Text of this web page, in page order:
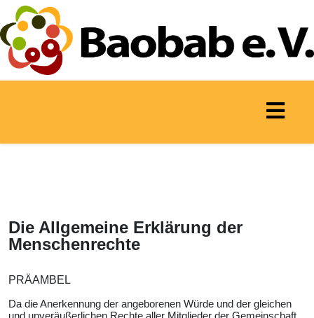
Die Allgemeine Erklärung der
Menschenrechte
PRÄAMBEL
Da die Anerkennung der angeborenen Würde und der gleichen
und unveräußerlichen Rechte aller Mitglieder der Gemeinschaft